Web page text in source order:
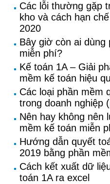
Các lỗi thường gặp
kho và cách hạn
2020
Bây giờ còn ai dùng
miễn phí?
Kế toán 1A – Giải
mềm kế toán hiệu
Các loại phần mềm
trong doanh nghiệp
Nên hay không nên
mềm kế toán miễn
Hướng dẫn quyết
2019 bằng phần
Cách kết xuất dữ
toán 1A ra excel